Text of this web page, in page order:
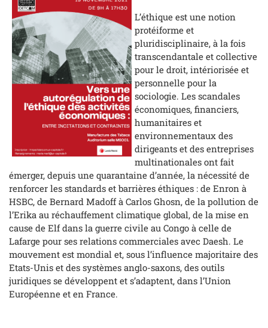
L’éthique est une notion
protéiforme et
pluridisciplinaire, à la fois
transcendantale et collective
pour le droit, intériorisée et
personnelle pour la
sociologie. Les scandales
économiques, financiers,
humanitaires et
environnementaux des
dirigeants et des entreprises
multinationales ont fait
émerger, depuis une quarantaine d’année, la nécessité de
renforcer les standards et barrières éthiques : de Enron à
HSBC, de Bernard Madoff à Carlos Ghosn, de la pollution de
l’Erika au réchauffement climatique global, de la mise en
cause de Elf dans la guerre civile au Congo à celle de
Lafarge pour ses relations commerciales avec Daesh. Le
mouvement est mondial et, sous l’influence majoritaire des
Etats-Unis et des systèmes anglo-saxons, des outils
juridiques se développent et s’adaptent, dans l’Union
Européenne et en France.